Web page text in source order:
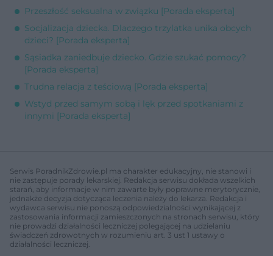
Przeszłość seksualna w związku [Porada eksperta]
Socjalizacja dziecka. Dlaczego trzylatka unika obcych
dzieci? [Porada eksperta]
Sąsiadka zaniedbuje dziecko. Gdzie szukać pomocy?
[Porada eksperta]
Trudna relacja z teściową [Porada eksperta]
Wstyd przed samym sobą i lęk przed spotkaniami z
innymi [Porada eksperta]
Serwis PoradnikZdrowie.pl ma charakter edukacyjny, nie stanowi i
nie zastępuje porady lekarskiej. Redakcja serwisu dokłada wszelkich
starań, aby informacje w nim zawarte były poprawne merytorycznie,
jednakże decyzja dotycząca leczenia należy do lekarza. Redakcja i
wydawca serwisu nie ponoszą odpowiedzialności wynikającej z
zastosowania informacji zamieszczonych na stronach serwisu, który
nie prowadzi działalności leczniczej polegającej na udzielaniu
świadczeń zdrowotnych w rozumieniu art. 3 ust 1 ustawy o
działalności leczniczej.